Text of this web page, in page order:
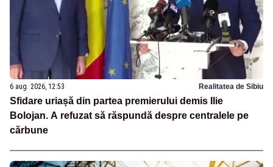
6 aug. 2026, 12:53 Realitatea de Sibiu
Sfidare uriașă din partea premierului demis Ilie
Bolojan. A refuzat să răspundă despre centralele pe
cărbune